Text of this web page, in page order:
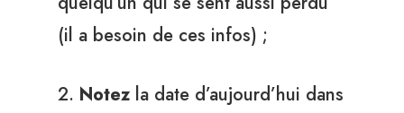
(il a besoin de ces infos) ;
2. Notez la date d’aujourd’hui dans